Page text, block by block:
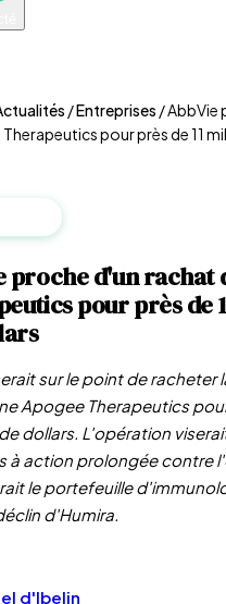
/Entreprises /AbbVie
pour près de 11
proche d'un rachat
pour près de
sur le point de racheter
Apogee Therapeutics
dollars. L'opération
à action prolongée contre
le portefeuille
d'Humira.
d'Ibelin